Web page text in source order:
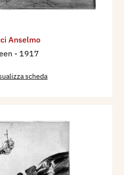
Anselmo
- 1917
scheda